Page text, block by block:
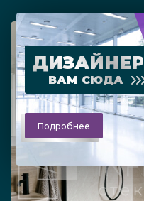
ДИЗАЙНЕР
ВАМ СЮДА
Подробнее